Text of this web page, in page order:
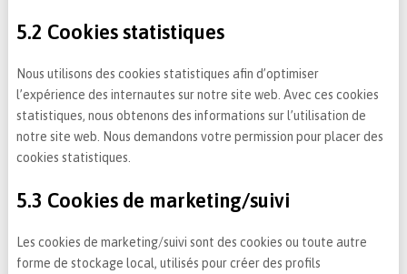
5.2 Cookies statistiques
Nous utilisons des cookies statistiques afin d’optimiser
l’expérience des internautes sur notre site web. Avec ces cookies
statistiques, nous obtenons des informations sur l’utilisation de
notre site web. Nous demandons votre permission pour placer des
cookies statistiques.
5.3 Cookies de marketing/suivi
Les cookies de marketing/suivi sont des cookies ou toute autre
forme de stockage local, utilisés pour créer des profils